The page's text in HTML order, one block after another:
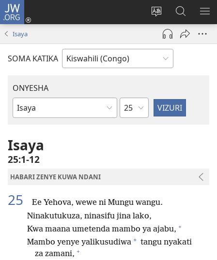
JW.ORG
Badili
luga
ya
adresi
Ingia
(opens
window)
Tafuta
ku
JW.ORG
Isaya
SOMA KATIKA
ONYESHA
Vitabu
Sura
Isaya
25:1-12
HABARI ZENYE KUWA NDANI
25
Ee Yehova, wewe ni Mungu wangu.
Ninakutukuza, ninasifu jina lako,
Kwa maana umetenda mambo ya ajabu, +
Mambo yenye yalikusudiwa * tangu nyakati
za zamani, +